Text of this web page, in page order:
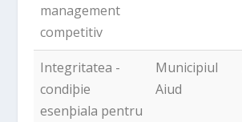
management
competitiv
Integritatea -
condiþie
esenþiala pentru
Municipiul
Aiud